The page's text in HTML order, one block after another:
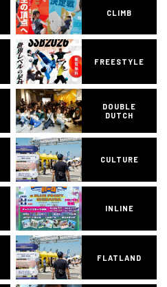
CLIMB
FREESTYLE
DOUBLE
DUTCH
CULTURE
INLINE
FLATLAND